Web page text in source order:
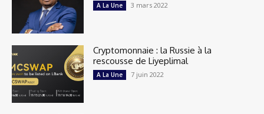
A La Une 3 mars 2022
Cryptomonnaie : la Russie à la
rescousse de Liyeplimal
A La Une 7 juin 2022